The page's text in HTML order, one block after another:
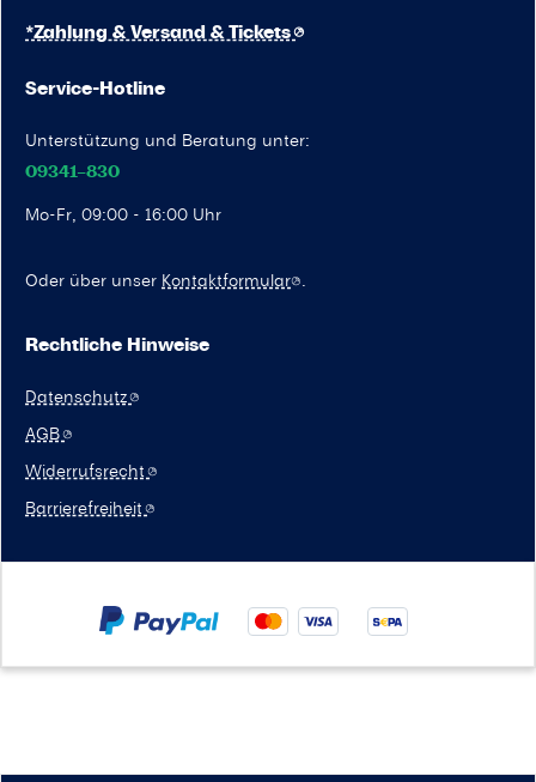
Service-Hotline
Unterstützung und Beratung unter:
09341–830
Mo-Fr, 09:00 - 16:00 Uhr
Oder über unser Kontaktformular .
*Zahlung & Versand & Tickets
Rechtliche Hinweise
Datenschutz
AGB
Widerrufsrecht
Barrierefreiheit